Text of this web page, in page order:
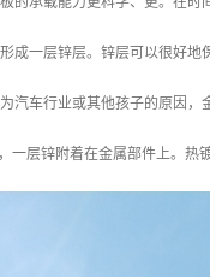
成一层锌层。锌层可以很好
汽车行业或其他孩子的原因
层锌附着在金属部件上。热